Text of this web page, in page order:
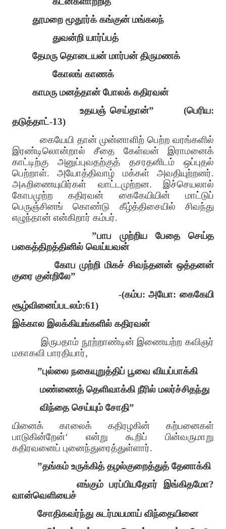
தூமறை மூதூர்க் கங்குன் மங்கலந்
துவன்றி யார்ப்பத்
தேமரு தொடையன் மார்பன் திருமணக்
கோலங் காணக்
காமரு மனத்தான் போலக் கதிரவன்
உதயஞ் செய்தான்”
(பெரிய:
தடுத்தாட்-13)
கையேயி தான் முன்னாளிற் பெற்ற வரங்களில்
இரண்டிலொன்றால் சீதை கேள்வன் இராமனைக்
காட்டிற்கு அனுப்புவதற்குத் தசரதனிடம் ஒப்புதல்
பெற்றாள். அயோத்திவாழ் மக்கள் அவதியுற்றனர்.
அஃறிணையுயிர்கள் வாட்டமுற்றன. இச்செயலால்
கோபமுற்ற கதிரவன் கைகேயியின் மாட்டுப்
பெருஞ்சினங் கொண்டு கீழ்த்திசையில் சிவந்து
எழுந்தான் என்கிறார் கம்பர்.
”பாப முற்றிய பேதை செய்த
பகைத்திறத்தினில் வெய்யவன்
கோப முற்றி மிகச் சிவந்தனன் ஒத்தனன்
குரை குன்றிலே”
-(கம்ப: அயோ: கைகேயி
சூழ்வினைப்படலம்:61)
இக்கால இலக்கியங்களில் கதிரவன்
இருபதாம் நூற்றாண்டின் இணையற்ற கவிஞர்
மகாகவி பாரதியார்,
”புல்லை நகையுறுத்திப் பூவை வியப்பாக்கி
மண்ணைத் தெளிவாக்கி நீரில் மலர்ச்சிதந்து
விந்தை செய்யும் சோதி”
யினைக் காலைக் கதிரழகின் கற்பனைகள்
பாடுகின்றேன்‘ என்று கூறிப் பின்வருமாறு
கதிரவனைப் புனைந்துரைத்துள்ளார்.
”தங்கம் உருக்கித் தழல்குறைத்துத் தேனாக்கி
எங்கும் பரப்பியதோர் இங்கிதமோ?
வான்வெளியைச்
சோதிகவர்ந்து சுடர்மயமாய் விந்தையினை